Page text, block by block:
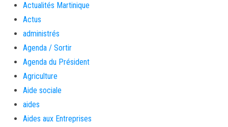
Actualités Martinique
Actus
administrés
Agenda / Sortir
Agenda du Président
Agriculture
Aide sociale
aides
Aides aux Entreprises